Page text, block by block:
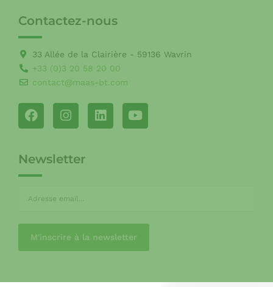
Contactez-nous
33 Allée de la Clairière - 59136 Wavrin
+33 (0)3 20 58 20 00
contact@maas-bt.com
Newsletter